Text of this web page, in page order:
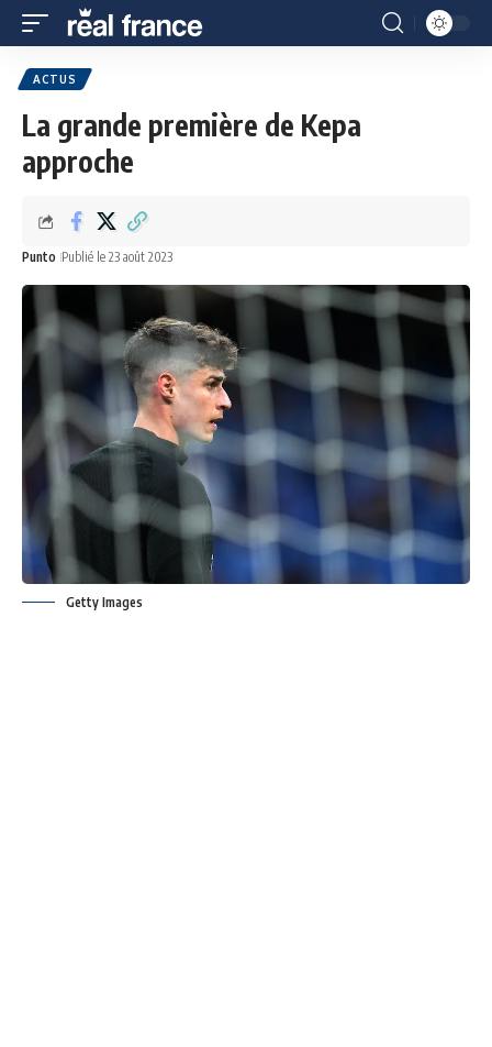
ACTUS
La grande première de Kepa
approche
Punto Publié le 23 août 2023
Getty Images